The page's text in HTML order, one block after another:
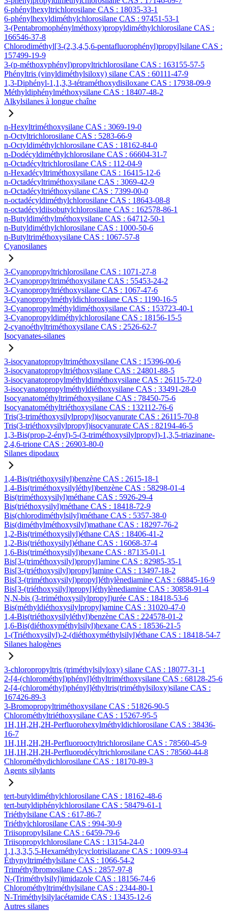
6-phénylhexyltrichlorosilane CAS : 18035-33-1
6-phénylhexyldiméthylchlorosilane CAS : 97451-53-1
3-(Pentabromophénylméthoxy)propyldiméthylchlorosilane CAS :
166546-37-8
Chlorodiméthyl[3-(2,3,4,5,6-pentafluorophényl)propyl]silane CAS :
157499-19-9
3-(p-méthoxyphényl)propyltrichlorosilane CAS : 163155-57-5
Phényltris (vinyldiméthylsiloxy) silane CAS : 60111-47-9
1,3-Diphényl-1,1,3,3-tétraméthoxydisiloxane CAS : 17938-09-9
Méthyldiphénylméthoxysilane CAS : 18407-48-2
Alkylsilanes à longue chaîne
n-Hexyltriméthoxysilane CAS : 3069-19-0
n-Octyltrichlorosilane CAS : 5283-66-9
n-Octyldiméthylchlorosilane CAS : 18162-84-0
n-Dodécyldiméthylchlorosilane CAS : 66604-31-7
n-Octadécyltrichlorosilane CAS : 112-04-9
n-Hexadécyltriméthoxysilane CAS : 16415-12-6
n-Octadécyltriméthoxysilane CAS : 3069-42-9
n-Octadécyltriéthoxysilane CAS : 7399-00-0
n-octadécyldiméthylchlorosilane CAS : 18643-08-8
n-octadécyldiisobutylchlorosilane CAS : 162578-86-1
n-Butyldiméthylméthoxysilane CAS : 64712-50-1
n-Butyldiméthylchlorosilane CAS : 1000-50-6
n-Butyltriméthoxysilane CAS : 1067-57-8
Cyanosilanes
3-Cyanopropyltrichlorosilane CAS : 1071-27-8
3-Cyanopropyltriméthoxysilane CAS : 55453-24-2
3-Cyanopropyltriéthoxysilane CAS : 1067-47-6
3-Cyanopropylméthyldichlorosilane CAS : 1190-16-5
3-Cyanopropylméthyldiméthoxysilane CAS : 153723-40-1
3-Cyanopropyldiméthylchlorosilane CAS : 18156-15-5
2-cyanoéthyltriméthoxysilane CAS : 2526-62-7
Isocyanates-silanes
3-isocyanatopropyltriméthoxysilane CAS : 15396-00-6
3-isocyanatopropyltriéthoxysilane CAS : 24801-88-5
3-isocyanatopropylméthyldiméthoxysilane CAS : 26115-72-0
3-isocyanatopropylméthyldiéthoxysilane CAS : 33491-28-0
Isocyanatométhyltriméthoxysilane CAS : 78450-75-6
Isocyanatométhyltriéthoxysilane CAS : 132112-76-6
Tris(3-triméthoxysilylpropyl)isocyanurate CAS : 26115-70-8
Tris(3-triéthoxysilylpropyl)isocyanurate CAS : 82194-46-5
1,3-Bis(prop-2-ényl)-5-(3-triméthoxysilylpropyl)-1,3,5-triazinane-
2,4,6-trione CAS : 26903-80-0
Silanes dipodaux
1,4-Bis(triéthoxysilyl)benzène CAS : 2615-18-1
1,4-Bis(triméthoxysilyléthyl)benzène CAS : 58298-01-4
Bis(triméthoxysilyl)méthane CAS : 5926-29-4
Bis(triéthoxysilyl)méthane CAS : 18418-72-9
Bis(chlorodiméthylsilyl)méthane CAS : 5357-38-0
Bis(diméthylméthoxysilyl)mathane CAS : 18297-76-2
1,2-Bis(triméthoxysilyl)éthane CAS : 18406-41-2
1,2-Bis(triéthoxysilyl)éthane CAS : 16068-37-4
1,6-Bis(triméthoxysilyl)hexane CAS : 87135-01-1
Bis[3-(triméthoxysilyl)propyl]amine CAS : 82985-35-1
Bis[3-(triéthoxysilyl)propyl]amine CAS : 13497-18-2
Bis[3-(triméthoxysilyl)propyl]éthylènediamine CAS : 68845-16-9
Bis[3-(triéthoxysilyl)propyl]éthylènediamine CAS : 30858-91-4
N,N-bis (3-triméthoxysilylpropyl)urée CAS : 18418-53-6
Bis(méthyldiéthoxysilylpropyl)amine CAS : 31020-47-0
1,4-Bis(triéthoxysilyléthyl)benzène CAS : 224578-01-2
1,6-Bis(diéthoxyméthylsilyl)hexane CAS : 18536-21-5
1-(Triéthoxysilyl)-2-(diéthoxyméthylsilyl)éthane CAS : 18418-54-7
Silanes halogènes
3-chloropropyltris (triméthylsilyloxy) silane CAS : 18077-31-1
2-[4-(chlorométhyl)phényl]éthyltriméthoxysilane CAS : 68128-25-6
2-[4-(chlorométhyl)phényl]éthyltris(triméthylsiloxy)silane CAS :
167426-89-3
3-Bromopropyltriméthoxysilane CAS : 51826-90-5
Chlorométhyltriéthoxysilane CAS : 15267-95-5
1H,1H,2H,2H-Perfluorohexylméthyldichlorosilane CAS : 38436-
16-7
1H,1H,2H,2H-Perfluorooctyltrichlorosilane CAS : 78560-45-9
1H,1H,2H,2H-Perfluorodécyltrichlorosilane CAS : 78560-44-8
Chlorométhydichlorosilane CAS : 18170-89-3
Agents silylants
tert-butyldiméthylchlorosilane CAS : 18162-48-6
tert-butyldiphénylchlorosilane CAS : 58479-61-1
Triéthylsilane CAS : 617-86-7
Triéthylchlorosilane CAS : 994-30-9
Triisopropylsilane CAS : 6459-79-6
Triisopropylchlorosilane CAS : 13154-24-0
1,1,3,3,5,5-Hexaméthylcyclotrisilazane CAS : 1009-93-4
Éthynyltriméthylsilane CAS : 1066-54-2
Triméthylbromosilane CAS : 2857-97-8
N-(Triméthylsilyl)imidazole CAS : 18156-74-6
Chlorométhyltriméthylsilane CAS : 2344-80-1
N-Triméthylsilylacétamide CAS : 13435-12-6
Autres silanes